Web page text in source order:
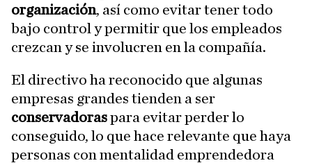
organización, así como evitar tener todo
bajo control y permitir que los empleados
crezcan y se involucren en la compañía.
El directivo ha reconocido que algunas
empresas grandes tienden a ser
conservadoraspara evitar perder lo
conseguido, lo que hace relevante que haya
personas con mentalidad emprendedora